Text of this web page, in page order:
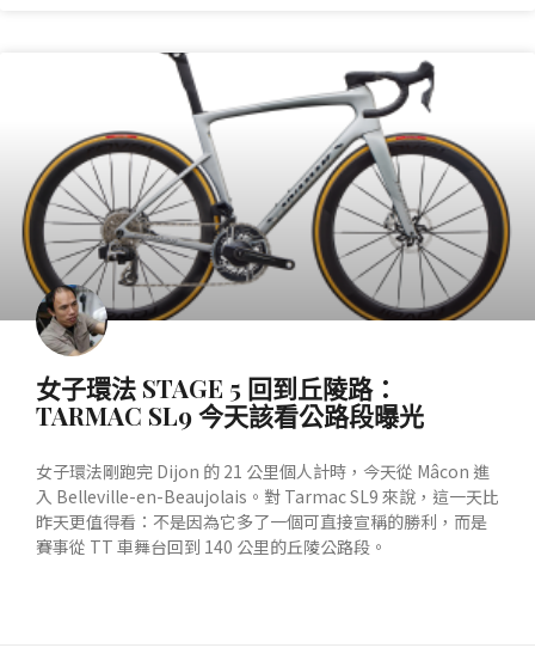
女子環法 STAGE 5 回到丘陵路：
TARMAC SL9 今天該看公路段曝光
女子環法剛跑完 Dijon 的 21 公里個人計時，今天從 Mâcon 進
入 Belleville-en-Beaujolais。對 Tarmac SL9 來說，這一天比
昨天更值得看：不是因為它多了一個可直接宣稱的勝利，而是
賽事從 TT 車舞台回到 140 公里的丘陵公路段。